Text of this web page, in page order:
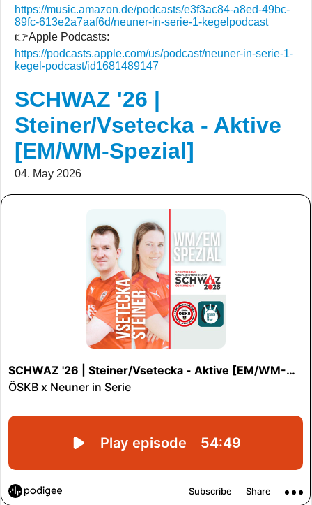
https://music.amazon.de/podcasts/e3f3ac84-a8ed-49bc-
89fc-613e2a7aaf6d/neuner-in-serie-1-kegelpodcast
👉Apple Podcasts:
https://podcasts.apple.com/us/podcast/neuner-in-serie-1-
kegel-podcast/id1681489147
SCHWAZ '26 |
Steiner/Vsetecka - Aktive
[EM/WM-Spezial]
04. May 2026